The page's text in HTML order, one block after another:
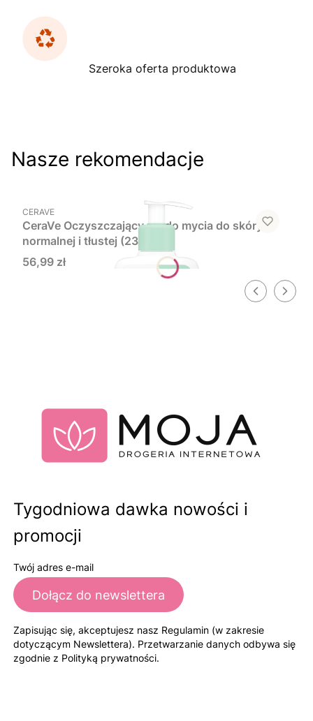
Szeroka oferta produktowa
Nasze rekomendacje
PRODUCENT
CERAVE
CeraVe Oczyszczający żel do mycia do skóry
normalnej i tłustej (236 ml)
Cena
56,99 zł
Tygodniowa dawka nowości i
promocji
Twój adres e-mail
Dołącz do newslettera
Zapisując się, akceptujesz nasz Regulamin (w zakresie
dotyczącym Newslettera). Przetwarzanie danych odbywa się
zgodnie z Polityką prywatności.